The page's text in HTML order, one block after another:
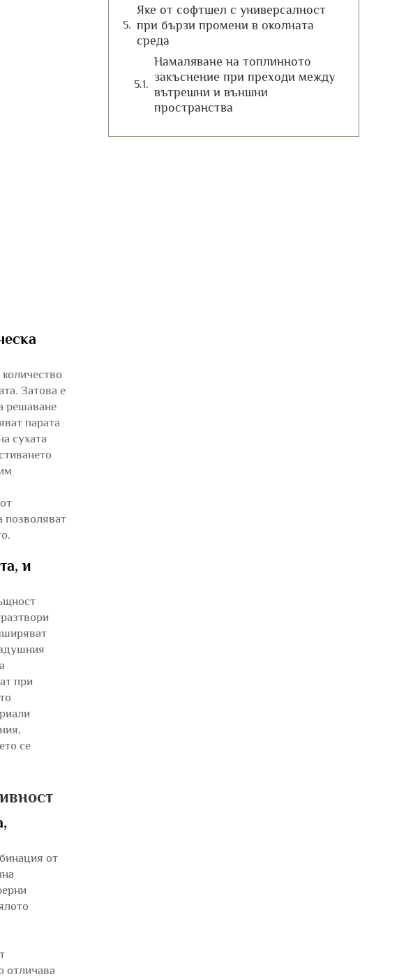
Затова е
решаване
парата
сухата
позволяват
и
при
се
от
отличава
Яке от софтшел с универсалност
при бързи промени в околната
среда
Намаляване на топлинното
закъснение при преходи между
вътрешни и външни
пространства